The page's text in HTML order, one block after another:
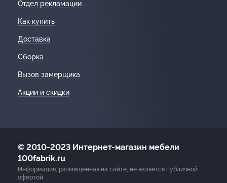
Отдел рекламации
Как купить
Доставка
Сборка
Вызов замерщика
Акции и скидки
© 2010-2023 Интернет-магазин мебели
100fabrik.ru
Информация, размещенная на сайте, не является публичной
офертой.